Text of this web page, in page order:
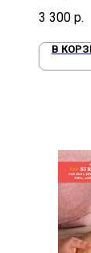
3 300 р.
В